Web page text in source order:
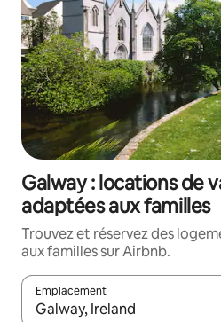
Galway : locations de
adaptées aux familles
Trouvez et réservez des
aux familles sur Airbnb.
Emplacement
Quand les résultats sont